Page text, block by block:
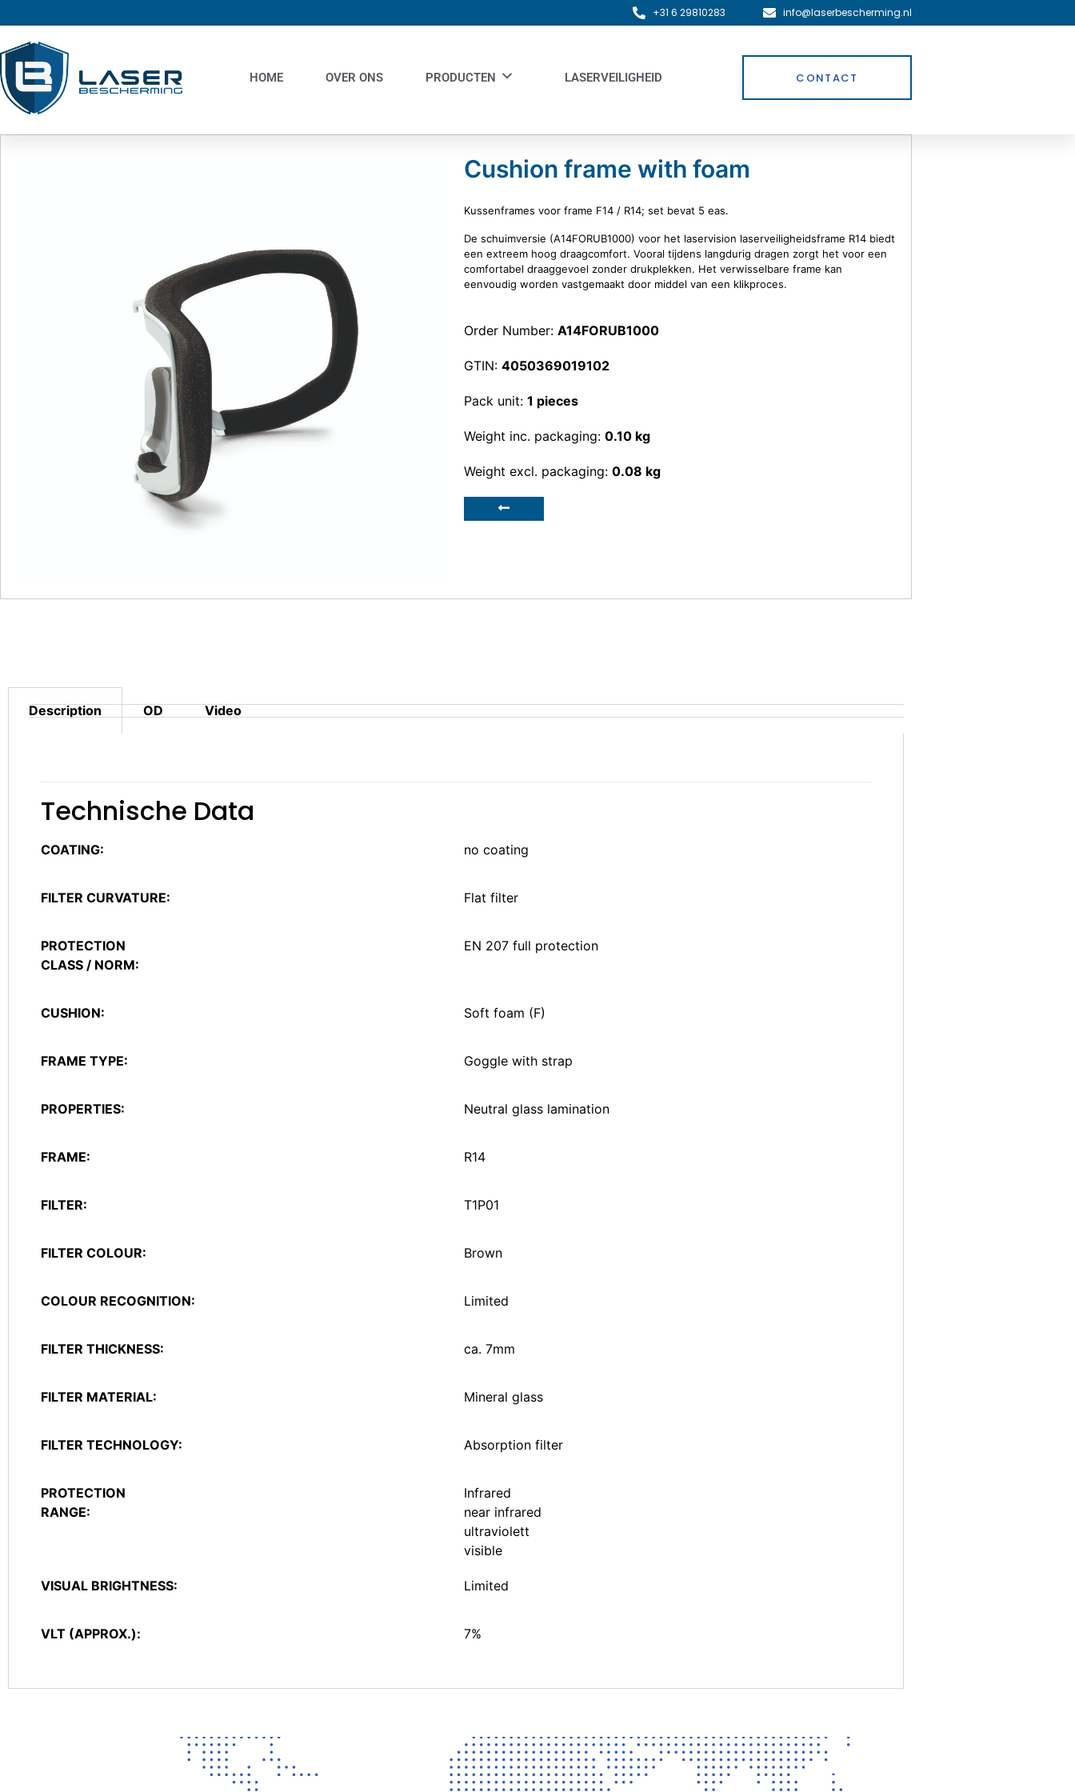
+31 6 29810283 info@laserbescherming.nl
HOME OVER ONS PRODUCTEN LASERVEILIGHEID CONTACT
Cushion frame with foam
Kussenframes voor frame F14 / R14; set bevat 5 eas.
De schuimversie (A14FORUB1000) voor het laservision laserveiligheidsframe R14 biedt
een extreem hoog draagcomfort. Vooral tijdens langdurig dragen zorgt het voor een
comfortabel draaggevoel zonder drukplekken. Het verwisselbare frame kan
eenvoudig worden vastgemaakt door middel van een klikproces.
Order Number: A14FORUB1000
GTIN: 4050369019102
Pack unit: 1 pieces
Weight inc. packaging: 0.10 kg
Weight excl. packaging: 0.08 kg
Description OD Video
Technische Data
COATING: no coating
FILTER CURVATURE: Flat filter
PROTECTION
CLASS / NORM:
EN 207 full protection
CUSHION: Soft foam (F)
FRAME TYPE: Goggle with strap
PROPERTIES: Neutral glass lamination
FRAME: R14
FILTER: T1P01
FILTER COLOUR: Brown
COLOUR RECOGNITION: Limited
FILTER THICKNESS: ca. 7mm
FILTER MATERIAL: Mineral glass
FILTER TECHNOLOGY: Absorption filter
PROTECTION
RANGE:
Infrared
near infrared
ultraviolett
visible
VISUAL BRIGHTNESS: Limited
VLT (APPROX.): 7%